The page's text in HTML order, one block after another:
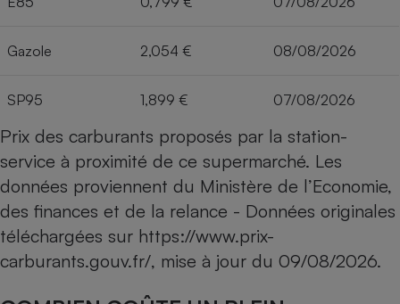
Gazole 2,054 € 08/08/2026
SP95 1,899 € 07/08/2026
Prix des carburants proposés par la station-
service à proximité de ce supermarché. Les
données proviennent du Ministère de l’Economie,
des finances et de la relance - Données originales
téléchargées sur https://www.prix-
carburants.gouv.fr/, mise à jour du 09/08/2026.